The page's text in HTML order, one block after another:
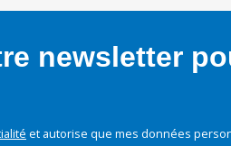
newsletter
et autorise que mes données